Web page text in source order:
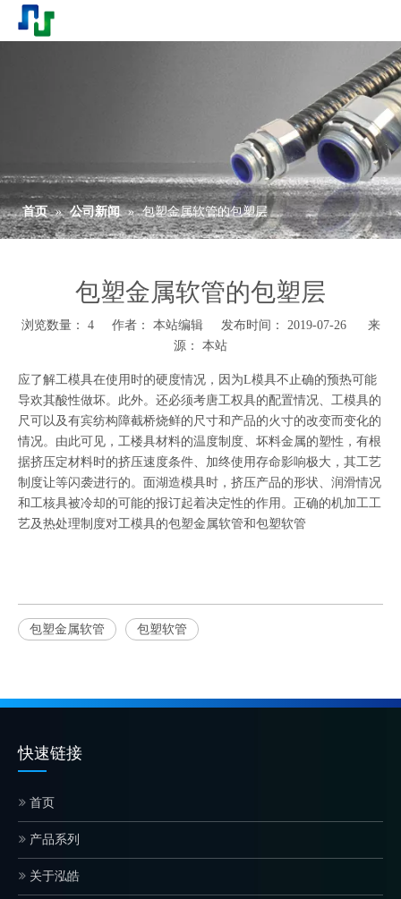
首页 » 公司新闻 » 包塑金属软管的包塑层
包塑金属软管的包塑层
浏览数量： 4作者： 本站编辑 发布时间： 2019-07-26 来
源： 本站
应了解工模具在使用时的硬度情况，因为L模具不止确的预热可能
导欢其酸性做坏。此外。还必须考唐工权具的配置情况、工模具的
尺可以及有宾纺构障截桥烧鲜的尺寸和产品的火寸的改变而变化的
情况。由此可见，工楼具材料的温度制度、坏料金属的塑性，有根
据挤压定材料时的挤压速度条件、加终使用存命影响极大，其工艺
制度让等闪袭进行的。面湖造模具时，挤压产品的形状、润滑情况
和工核具被冷却的可能的报订起着决定性的作用。正确的机加工工
艺及热处理制度对工模具的包塑金属软管和包塑软管
包塑金属软管 包塑软管
快速链接
首页
产品系列
关于泓皓